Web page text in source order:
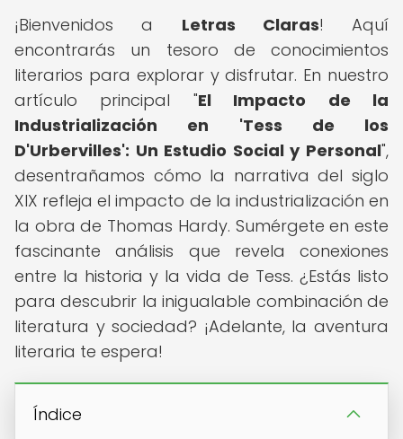
¡Bienvenidos a Letras Claras! Aquí
encontrarás un tesoro de conocimientos
literarios para explorar y disfrutar. En nuestro
artículo principal "El Impacto de la
Industrialización en 'Tess de los
D'Urbervilles': Un Estudio Social y Personal",
desentrañamos cómo la narrativa del siglo
XIX refleja el impacto de la industrialización en
la obra de Thomas Hardy. Sumérgete en este
fascinante análisis que revela conexiones
entre la historia y la vida de Tess. ¿Estás listo
para descubrir la inigualable combinación de
literatura y sociedad? ¡Adelante, la aventura
literaria te espera!
Índice